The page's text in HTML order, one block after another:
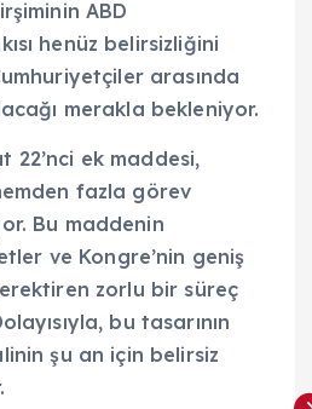
ABD
henüz belirsizliğini
arasında
merakla bekleniyor.
22’nci ek maddesi,
fazla görev
Bu maddenin
ve Kongre’nin geniş
zorlu bir süreç
bu tasarının
şu an için belirsiz